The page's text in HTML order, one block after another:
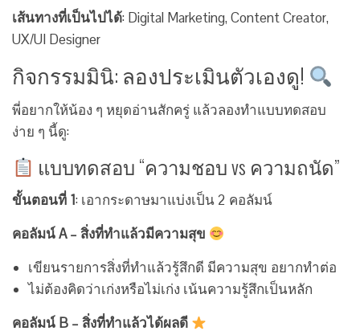
เส้นทางที่เป็นไปได้: Digital Marketing, Content Creator,
UX/UI Designer
กิจกรรมมินิ: ลองประเมินตัวเองดู!
พี่อยากให้น้อง ๆ หยุดอ่านสักครู่ แล้วลองทำแบบทดสอบ
ง่าย ๆ นี้ดู:
แบบทดสอบ “ความชอบ vs ความถนัด”
ขั้นตอนที่ 1: เอากระดาษมาแบ่งเป็น 2 คอลัมน์
คอลัมน์ A – สิ่งที่ทำแล้วมีความสุข
เขียนรายการสิ่งที่ทำแล้วรู้สึกดี มีความสุข อยากทำต่อ
ไม่ต้องคิดว่าเก่งหรือไม่เก่ง เน้นความรู้สึกเป็นหลัก
คอลัมน์ B – สิ่งที่ทำแล้วได้ผลดี